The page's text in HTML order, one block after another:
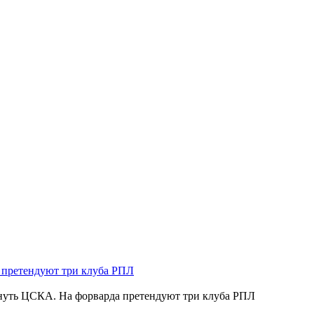
ЦСКА. На форварда претендуют три клуба РПЛ